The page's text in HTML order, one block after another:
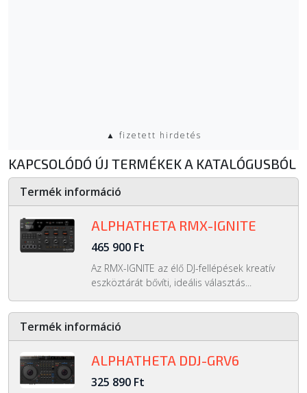
▲ fizetett hirdetés
KAPCSOLÓDÓ ÚJ TERMÉKEK A KATALÓGUSBÓL
Termék információ
ALPHATHETA RMX-IGNITE
465 900 Ft
Az RMX-IGNITE az élő DJ-fellépések kreatív
eszköztárát bővíti, ideális választás...
Termék információ
ALPHATHETA DDJ-GRV6
325 890 Ft